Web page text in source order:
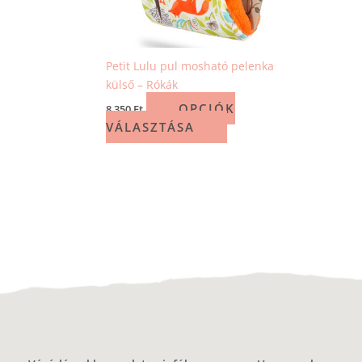
Petit Lulu pul mosható pelenka
külső – Rókák
8 350Ft
OPCIÓK
VÁLASZTÁSA